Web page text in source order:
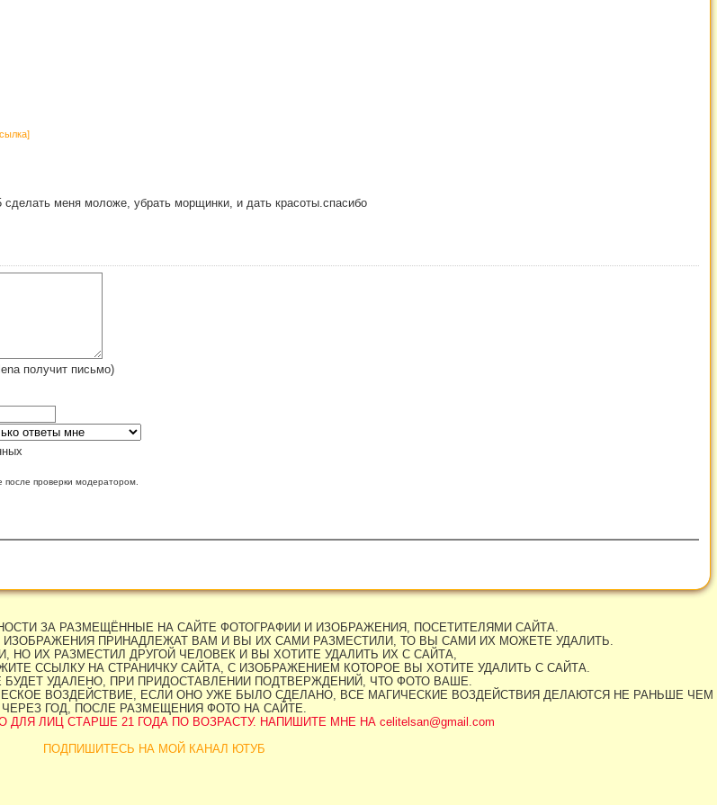
меня моложе, убрать морщинки, и дать красоты.спасибо
получит письмо)
проверки модератором.
ЗА РАЗМЕЩЁННЫЕ НА САЙТЕ ФОТОГРАФИИ И ИЗОБРАЖЕНИЯ, ПОСЕТИТЕЛЯМИ САЙТА.
ПРИНАДЛЕЖАТ ВАМ И ВЫ ИХ САМИ РАЗМЕСТИЛИ, ТО ВЫ САМИ ИХ МОЖЕТЕ УДАЛИТЬ.
НО ИХ РАЗМЕСТИЛ ДРУГОЙ ЧЕЛОВЕК И ВЫ ХОТИТЕ УДАЛИТЬ ИХ С САЙТА,
ССЫЛКУ НА СТРАНИЧКУ САЙТА, С ИЗОБРАЖЕНИЕМ КОТОРОЕ ВЫ ХОТИТЕ УДАЛИТЬ С САЙТА.
УДАЛЕНО, ПРИ ПРИДОСТАВЛЕНИИ ПОДТВЕРЖДЕНИЙ, ЧТО ФОТО ВАШЕ.
ВОЗДЕЙСТВИЕ, ЕСЛИ ОНО УЖЕ БЫЛО СДЕЛАНО, ВСЕ МАГИЧЕСКИЕ ВОЗДЕЙСТВИЯ ДЕЛАЮТСЯ НЕ РАНЬШЕ ЧЕМ
ЧЕРЕЗ ГОД, ПОСЛЕ РАЗМЕЩЕНИЯ ФОТО НА САЙТЕ.
ЛИЦ СТАРШЕ 21 ГОДА ПО ВОЗРАСТУ. НАПИШИТЕ МНЕ НА celitelsan@gmail.com
ПОДПИШИТЕСЬ НА МОЙ КАНАЛ ЮТУБ